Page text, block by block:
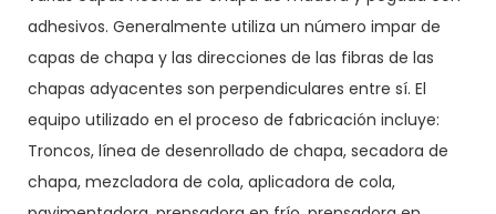
adhesivos. Generalmente utiliza un número impar de
capas de chapa y las direcciones de las fibras de las
chapas adyacentes son perpendiculares entre sí. El
equipo utilizado en el proceso de fabricación incluye:
Troncos, línea de desenrollado de chapa, secadora de
chapa, mezcladora de cola, aplicadora de cola,